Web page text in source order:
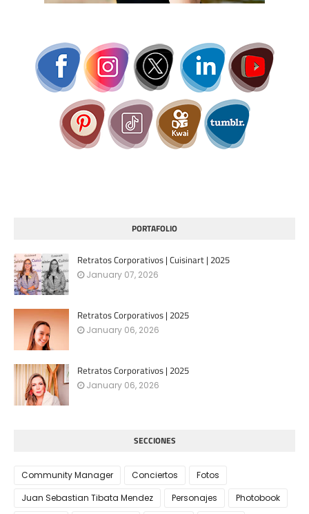
PORTAFOLIO
Retratos Corporativos | Cuisinart | 2025
January 07, 2026
Retratos Corporativos | 2025
January 06, 2026
Retratos Corporativos | 2025
January 06, 2026
SECCIONES
Community Manager Conciertos
Fotos
Juan Sebastian Tibata Mendez
Personajes Photobook